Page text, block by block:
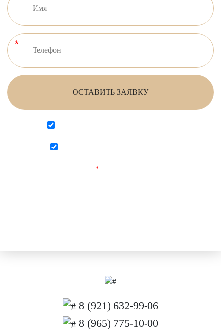
ОСТАВИТЬ ЗАЯВКУ
*
8 (921) 632-99-06
8 (965) 775-10-00